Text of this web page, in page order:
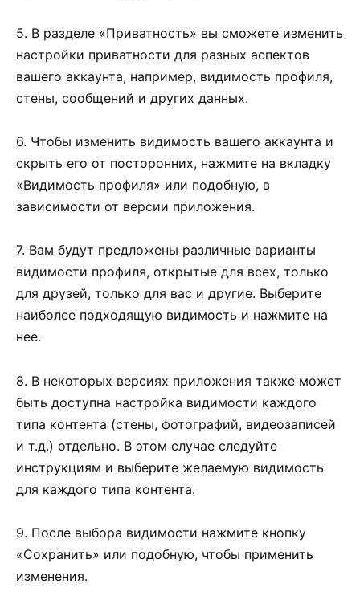
5. В разделе «Приватность» вы сможете изменить
настройки приватности для разных аспектов
вашего аккаунта, например, видимость профиля,
стены, сообщений и других данных.
6. Чтобы изменить видимость вашего аккаунта и
скрыть его от посторонних, нажмите на вкладку
«Видимость профиля» или подобную, в
зависимости от версии приложения.
7. Вам будут предложены различные варианты
видимости профиля, открытые для всех, только
для друзей, только для вас и другие. Выберите
наиболее подходящую видимость и нажмите на
нее.
8. В некоторых версиях приложения также может
быть доступна настройка видимости каждого
типа контента (стены, фотографий, видеозаписей
и т.д.) отдельно. В этом случае следуйте
инструкциям и выберите желаемую видимость
для каждого типа контента.
9. После выбора видимости нажмите кнопку
«Сохранить» или подобную, чтобы применить
изменения.